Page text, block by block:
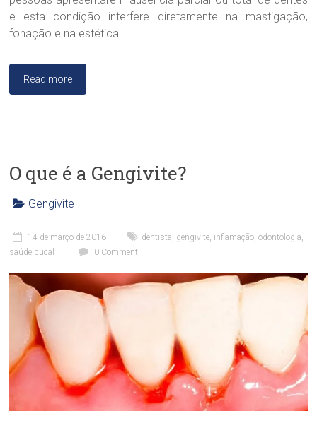
.
S
d
o
e esta condição interfere diretamente na mastigação,
fonação e na estética.
Read more
O que é a Gengivite?
i
n
t
o
Gengivite
14 de março de 2016 dentista, gengivite, inflamação,odontologia,
saúde bucal
0 Comment